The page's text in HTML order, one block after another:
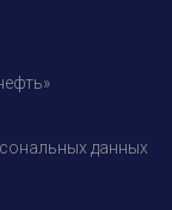
данных